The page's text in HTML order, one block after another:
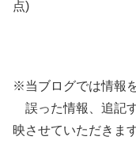
点)
※当ブログでは情報
誤った情報、追記
映させていただきま